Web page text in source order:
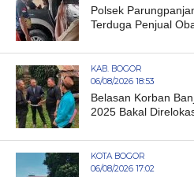
Polsek
Terduga Penjual
KAB. BOGOR
06/08/2026 18:53
Belasan Korban
2025 Bakal
KOTA BOGOR
06/08/2026 17:02